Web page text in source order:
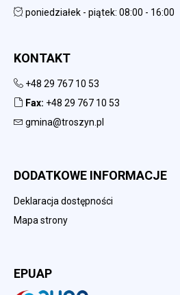
poniedziałek - piątek: 08:00 - 16:00
KONTAKT
+48 29 767 10 53
Fax: +48 29 767 10 53
gmina@troszyn.pl
DODATKOWE INFORMACJE
Deklaracja dostępności
Mapa strony
EPUAP